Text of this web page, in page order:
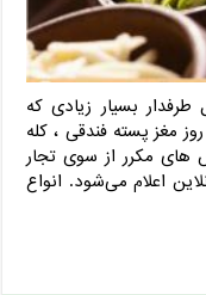
بسیار زیادی که
مغز پسته فندقی ، کله
های مکرر از سوی تجار
اعلام می‌شود. انواع